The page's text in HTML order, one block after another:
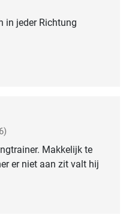
in jeder Richtung
Makkelijk te
er niet aan zit valt hij